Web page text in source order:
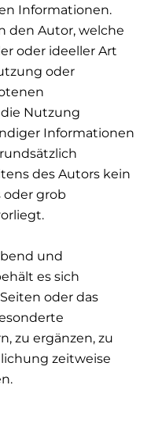
Informationen.
den Autor, welche
oder ideeller Art
oder
Nutzung
Informationen
des Autors kein
oder grob
und
es sich
oder das
zu ergänzen, zu
zeitweise